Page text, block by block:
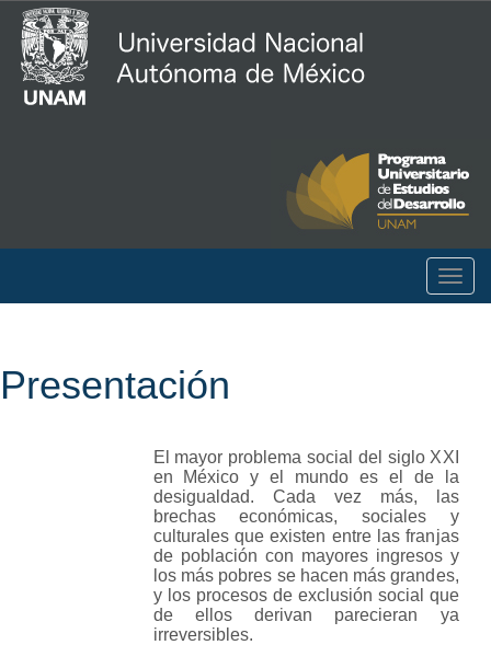
Presentación
El mayor problema social del siglo XXI
en México y el mundo es el de la
desigualdad. Cada vez más, las
brechas económicas, sociales y
culturales que existen entre las franjas
de población con mayores ingresos y
los más pobres se hacen más grandes,
y los procesos de exclusión social que
de ellos derivan parecieran ya
irreversibles.